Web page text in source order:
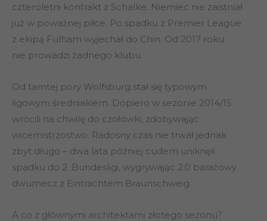
czteroletni kontrakt z Schalke. Niemiec nie zaistniał
już w poważnej piłce. Po spadku z Premier League
z ekipą Fulham wyjechał do Chin. Od 2017 roku
nie prowadzi żadnego klubu.
Od tamtej pory Wolfsburg stał się typowym
ligowym średniakiem. Dopiero w sezonie 2014/15
wrócili na chwilę do czołówki, zdobywając
wicemistrzostwo. Radosny czas nie trwał jednak
zbyt długo – dwa lata później cudem uniknęli
spadku do 2. Bundesligi, wygrywając 2:0 barażowy
dwumecz z Eintrachtem Braunschweig.
A co z głównymi architektami złotego sezonu?